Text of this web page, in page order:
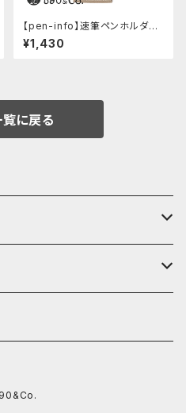
【pen-info】速筆ペンホルダー
590&Co.別注色 (ベージュ)
¥1,430
に戻る